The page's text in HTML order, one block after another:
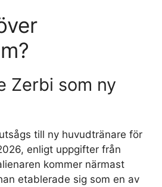
Zerbi som ny
till ny huvudtränare för
enligt uppgifter från
kommer närmast
etablerade sig som en av